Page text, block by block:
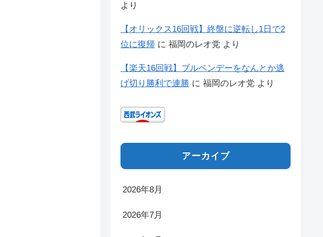
より
【オリックス16回戦】終盤に逆転し1日で2
位に復帰 に 福岡のレオ党 より
【楽天16回戦】ブルペンデーをなんとか逃
げ切り勝利で連勝 に 福岡のレオ党 より
アーカイブ
2026年8月
2026年7月